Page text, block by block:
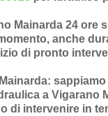
Mainarda 24 ore
anche
di pronto
:
a Vigarano
di intervenire in